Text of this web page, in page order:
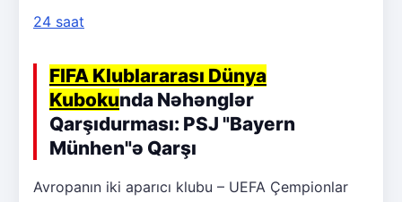
24 saat
FIFA Klublararası Dünya
Kubokunda Nəhənglər
Qarşıdurması: PSJ "Bayern
Münhen"ə Qarşı
Avropanın iki aparıcı klubu – UEFA Çempionlar